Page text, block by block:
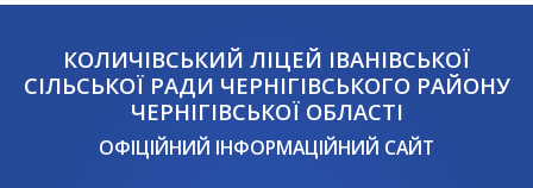
КОЛИЧІВСЬКИЙ ЛІЦЕЙ ІВАНІВСЬКОЇ
СІЛЬСЬКОЇ РАДИ ЧЕРНІГІВСЬКОГО РАЙОНУ
ЧЕРНІГІВСЬКОЇ ОБЛАСТІ
ОФІЦІЙНИЙ ІНФОРМАЦІЙНИЙ САЙТ